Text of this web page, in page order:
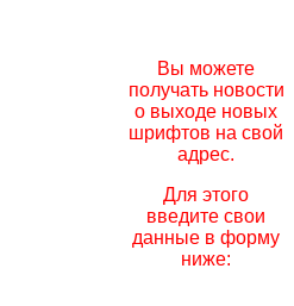
Вы можете
получать новости
о выходе новых
шрифтов на свой
адрес.
Для этого
введите свои
данные в форму
ниже: